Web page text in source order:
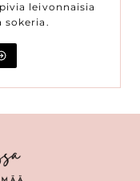
leivonnaisia
sokeria.